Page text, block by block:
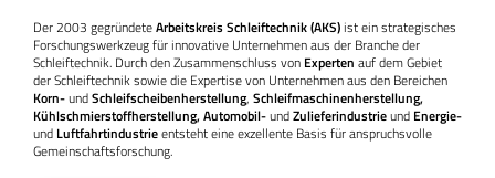
Der 2003 gegründeteArbeitskreis Schleiftechnik (AKS)ist ein strategisches
Forschungswerkzeug für innovative Unternehmen aus der Branche der
Schleiftechnik. Durch den Zusammenschluss von Experten auf dem Gebiet
der Schleiftechnik sowie die Expertise von Unternehmen aus den Bereichen
Korn-undSchleifscheibenherstellung, Schleifmaschinenherstellung,
Kühlschmierstoffherstellung, Automobil-undZulieferindustrieund Energie-
und Luftfahrtindustrieentsteht eine exzellente Basis für anspruchsvolle
Gemeinschaftsforschung.